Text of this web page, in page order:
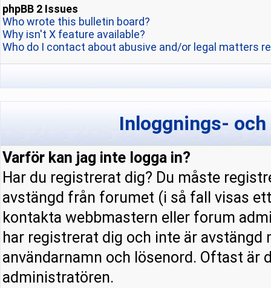
phpBB 2 Issues
Who wrote this bulletin board?
Why isn't X feature available?
Who do I contact about abusive and/or legal matters
Inloggnings-
Varför kan jag inte logga in?
Har du registrerat dig? Du måste
avstängd från forumet (i så fall visas
kontakta webbmastern eller forum
har registrerat dig och inte är
användarnamn och lösenord. Oftast
administratören.